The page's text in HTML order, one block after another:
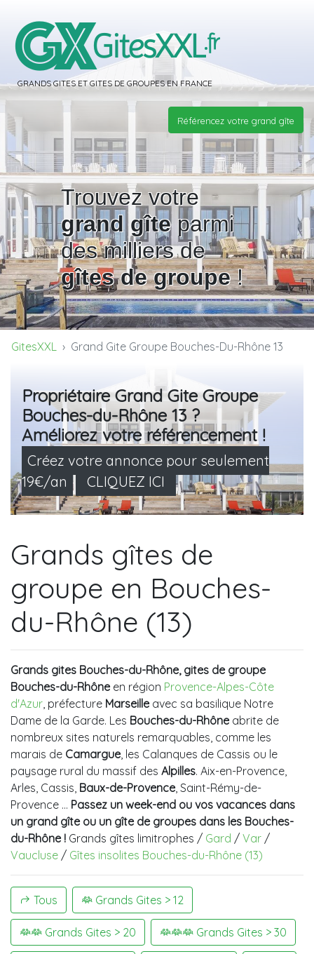
GRANDS GITES ET GITES DE GROUPES EN FRANCE
Référencez votre grand gîte
Trouvez votre
grand gîteparmi
des milliers de
gîtes de groupe!
GitesXXL Grand Gite Groupe Bouches-Du-Rhône 13
Propriétaire Grand Gite Groupe
Bouches-du-Rhône 13 ?
Améliorez votre référencement !
Créez votre annonce pour seulement
19€/an
CLIQUEZ ICI
Grands gîtes de
groupe en Bouches-
du-Rhône (13)
Grands gites Bouches-du-Rhône, gites de groupe
Bouches-du-Rhôneen région Provence-Alpes-Côte
d'Azur, préfecture Marseilleavec sa basilique Notre
Dame de la Garde. Les Bouches-du-Rhôneabrite de
nombreux sites naturels remarquables, comme les
marais de Camargue, les Calanques de Cassis ou le
paysage rural du massif des Alpilles. Aix-en-Provence,
Arles, Cassis, Baux-de-Provence, Saint-Rémy-de-
Provence … Passez un week-end ou vos vacances dans
un grand gîte ou un gîte de groupes dans les Bouches-
du-Rhône ! Grands gîtes limitrophes / Gard / Var /
Vaucluse / Gîtes insolites Bouches-du-Rhône (13)
Tous Grands Gites > 12
Grands Gites > 20 Grands Gites > 30